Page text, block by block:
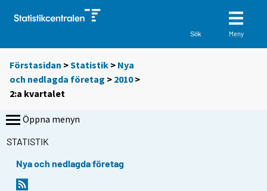
Sök Meny
Förstasidan >Statistik > Nya
och nedlagda företag > 2010>
2:a kvartalet
Öppna menyn
STATISTIK
Nya och nedlagda företag